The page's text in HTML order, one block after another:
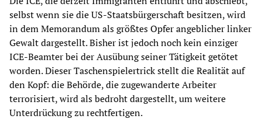
selbst wenn sie die US-Staatsbürgerschaft besitzen, wird
in dem Memorandum als größtes Opfer angeblicher linker
Gewalt dargestellt. Bisher ist jedoch noch kein einziger
ICE-Beamter bei der Ausübung seiner Tätigkeit getötet
worden. Dieser Taschenspielertrick stellt die Realität auf
den Kopf: die Behörde, die zugewanderte Arbeiter
terrorisiert, wird als bedroht dargestellt, um weitere
Unterdrückung zu rechtfertigen.